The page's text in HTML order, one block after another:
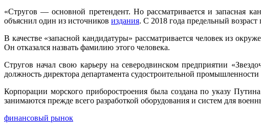
«Стругов — основной претендент. Но рассматривается и запасная
объяснил один из источников издания. С 2018 года предельный
В качестве «запасной кандидатуры» рассматривается человек из
Он отказался назвать фамилию этого человека.
Стругов начал свою карьеру на северодвинском предприятии
должность директора департамента судостроительной
Корпорации морского приборостроения была создана по указу
занимаются прежде всего разработкой оборудования и систем для
финансовый рынок